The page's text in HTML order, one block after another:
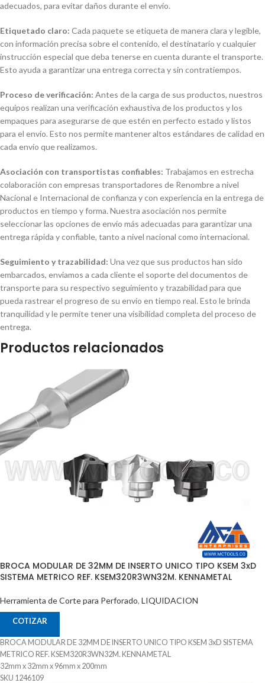
adecuados, para evitar daños durante el envío.
Etiquetado claro: Cada paquete se etiqueta de manera clara y legible,
con información precisa sobre el contenido, el destinatario y cualquier
instrucción especial que deba tenerse en cuenta durante el transporte.
Esto ayuda a garantizar una entrega correcta y sin contratiempos.
Proceso de verificación: Antes de la carga de sus productos, nuestros
equipos realizan una verificación exhaustiva de los productos y los
empaques para asegurarse de que estén en perfecto estado y listos
para el envío. Esto nos permite mantener altos estándares de calidad en
cada envío que realizamos.
Asociación con transportistas confiables: Trabajamos en estrecha
colaboración con empresas transportadores de Renombre a nivel
Nacional e Internacional de confianza y con experiencia en la entrega de
productos en tiempo y forma. Nuestra asociación nos permite
seleccionar las opciones de envío más adecuadas para garantizar una
entrega rápida y confiable, tanto a nivel nacional como internacional.
Seguimiento y trazabilidad: Una vez que sus productos han sido
embarcados, enviamos a cada cliente el soporte del documentos de
transporte para su respectivo seguimiento y trazabilidad para que
pueda rastrear el progreso de su envío en tiempo real. Esto le brinda
tranquilidad y le permite tener una visibilidad completa del proceso de
entrega.
Productos relacionados
BROCA MODULAR DE 32MM DE INSERTO UNICO TIPO KSEM 3xD
SISTEMA METRICO REF. KSEM320R3WN32M. KENNAMETAL
Herramienta de Corte para Perforado, LIQUIDACION
COTIZAR
BROCA MODULAR DE 32MM DE INSERTO UNICO TIPO KSEM 3xD SISTEMA
METRICO REF. KSEM320R3WN32M. KENNAMETAL
32mm x 32mm x 96mm x 200mm
SKU 1246109